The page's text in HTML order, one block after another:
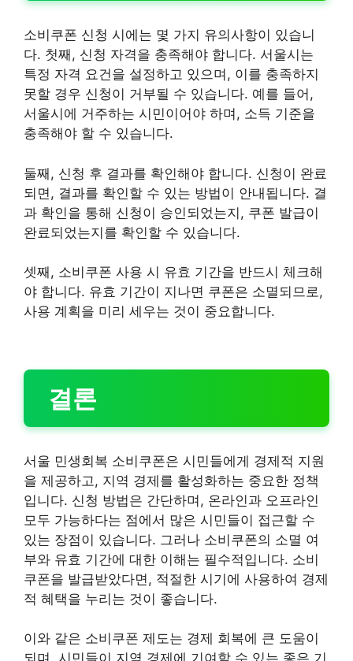
소비쿠폰 신청 시에는 몇 가지 유의사항이 있습니
다. 첫째, 신청 자격을 충족해야 합니다. 서울시는
특정 자격 요건을 설정하고 있으며, 이를 충족하지
못할 경우 신청이 거부될 수 있습니다. 예를 들어,
서울시에 거주하는 시민이어야 하며, 소득 기준을
충족해야 할 수 있습니다.
둘째, 신청 후 결과를 확인해야 합니다. 신청이 완료
되면, 결과를 확인할 수 있는 방법이 안내됩니다. 결
과 확인을 통해 신청이 승인되었는지, 쿠폰 발급이
완료되었는지를 확인할 수 있습니다.
셋째, 소비쿠폰 사용 시 유효 기간을 반드시 체크해
야 합니다. 유효 기간이 지나면 쿠폰은 소멸되므로,
사용 계획을 미리 세우는 것이 중요합니다.
결론
서울 민생회복 소비쿠폰은 시민들에게 경제적 지원
을 제공하고, 지역 경제를 활성화하는 중요한 정책
입니다. 신청 방법은 간단하며, 온라인과 오프라인
모두 가능하다는 점에서 많은 시민들이 접근할 수
있는 장점이 있습니다. 그러나 소비쿠폰의 소멸 여
부와 유효 기간에 대한 이해는 필수적입니다. 소비
쿠폰을 발급받았다면, 적절한 시기에 사용하여 경제
적 혜택을 누리는 것이 좋습니다.
이와 같은 소비쿠폰 제도는 경제 회복에 큰 도움이
되며, 시민들이 지역 경제에 기여할 수 있는 좋은 기